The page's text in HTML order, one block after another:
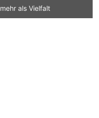
als Vielfalt